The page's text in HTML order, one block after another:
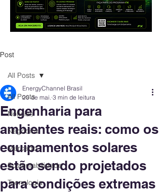
Post
All Posts
Notícias
Negócios
Mercado
Sustentabilidade
Tecnologia
All Posts
Engenharia para
ambientes reais: como os
equipamentos solares
estão sendo projetados
para condições extremas
EnergyChannel Brasil
20 de mai. 3 min de leitura